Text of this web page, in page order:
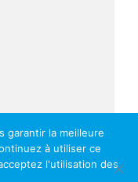
garantir la meilleure
à utiliser ce
l'utilisation des